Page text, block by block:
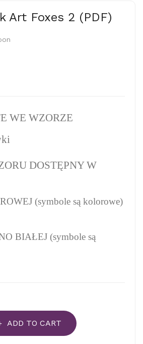
Art Foxes 2 (PDF)
WE WZORZE
DOSTĘPNY W
(symbole są kolorowe)
BIAŁEJ (symbole są
ADD TO CART